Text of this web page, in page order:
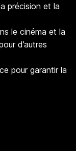
précision et la
le cinéma et la
d’autres
pour garantir la